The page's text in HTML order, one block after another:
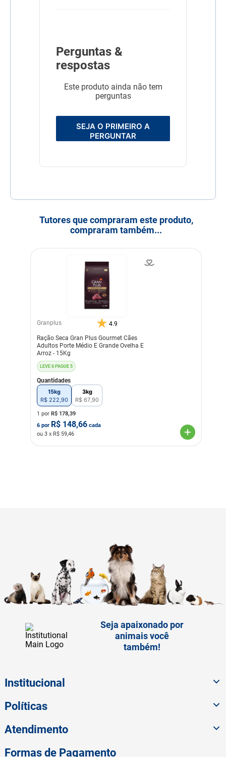
Perguntas &
respostas
Este produto ainda não tem
perguntas
SEJA O PRIMEIRO A
PERGUNTAR
Tutores que compraram este produto,
compraram também...
Granplus 4.9
Ração Seca Gran Plus Gourmet Cães
Adultos Porte Médio E Grande Ovelha E
Arroz - 15Kg
LEVE 6 PAGUE 5
Quantidades
15kg
R$ 222,90
3kg
R$ 67,90
1 por R$ 178,39
6 por R$ 148,66 cada
ou 3 x R$ 59,46
Seja apaixonado por
animais você
também!
Institucional
Políticas
Atendimento
Formas de Pagamento